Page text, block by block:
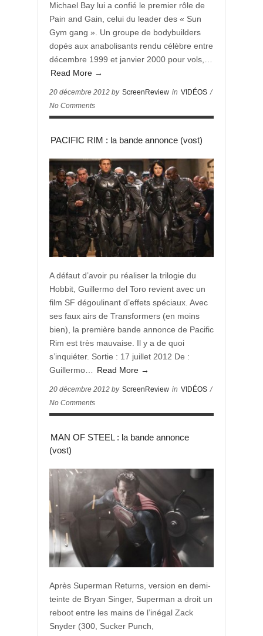
Michael Bay lui a confié le premier rôle de
Pain and Gain, celui du leader des « Sun
Gym gang ». Un groupe de bodybuilders
dopés aux anabolisants rendu célèbre entre
décembre 1999 et janvier 2000 pour vols,…
Read More →
20 décembre 2012 by ScreenReview in VIDÉOS /
No Comments
PACIFIC RIM : la bande annonce (vost)
A défaut d’avoir pu réaliser la trilogie du
Hobbit, Guillermo del Toro revient avec un
film SF dégoulinant d’effets spéciaux. Avec
ses faux airs de Transformers (en moins
bien), la première bande annonce de Pacific
Rim est très mauvaise. Il y a de quoi
s’inquiéter. Sortie : 17 juillet 2012 De :
Guillermo…
Read More →
20 décembre 2012 by ScreenReview in VIDÉOS /
No Comments
MAN OF STEEL : la bande annonce
(vost)
Après Superman Returns, version en demi-
teinte de Bryan Singer, Superman a droit un
reboot entre les mains de l’inégal Zack
Snyder (300, Sucker Punch,